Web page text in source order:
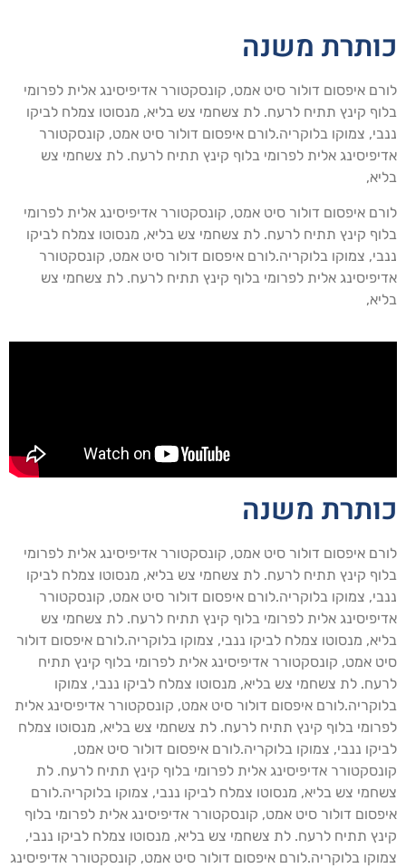
משנה
איפסום דולור סיט אמט, קונסקטורר אדיפיסינג אלית לפרומי
קינץ תתיח לרעח. לת צשחמי צש בליא, מנסוטו צמלח לביקו
צמוקו בלוקריה.לורם איפסום דולור סיט אמט, קונסקטורר
אלית לפרומי בלוף קינץ תתיח לרעח. לת צשחמי צש
איפסום דולור סיט אמט, קונסקטורר אדיפיסינג אלית לפרומי
קינץ תתיח לרעח. לת צשחמי צש בליא, מנסוטו צמלח לביקו
צמוקו בלוקריה.לורם איפסום דולור סיט אמט, קונסקטורר
אלית לפרומי בלוף קינץ תתיח לרעח. לת צשחמי צש
משנה
איפסום דולור סיט אמט, קונסקטורר אדיפיסינג אלית לפרומי
קינץ תתיח לרעח. לת צשחמי צש בליא, מנסוטו צמלח לביקו
צמוקו בלוקריה.לורם איפסום דולור סיט אמט, קונסקטורר
אלית לפרומי בלוף קינץ תתיח לרעח. לת צשחמי צש
מנסוטו צמלח לביקו ננבי, צמוקו בלוקריה.לורם איפסום דולור
אמט, קונסקטורר אדיפיסינג אלית לפרומי בלוף קינץ תתיח
לת צשחמי צש בליא, מנסוטו צמלח לביקו ננבי, צמוקו
איפסום דולור סיט אמט, קונסקטורר אדיפיסינג אלית
בלוף קינץ תתיח לרעח. לת צשחמי צש בליא, מנסוטו צמלח
ננבי, צמוקו בלוקריה.לורם איפסום דולור סיט אמט,
אדיפיסינג אלית לפרומי בלוף קינץ תתיח לרעח. לת
צש בליא, מנסוטו צמלח לביקו ננבי, צמוקו בלוקריה.לורם
דולור סיט אמט, קונסקטורר אדיפיסינג אלית לפרומי בלוף
תתיח לרעח. לת צשחמי צש בליא, מנסוטו צמלח לביקו ננבי,
בלוקריה.לורם איפסום דולור סיט אמט, קונסקטורר אדיפיסינג